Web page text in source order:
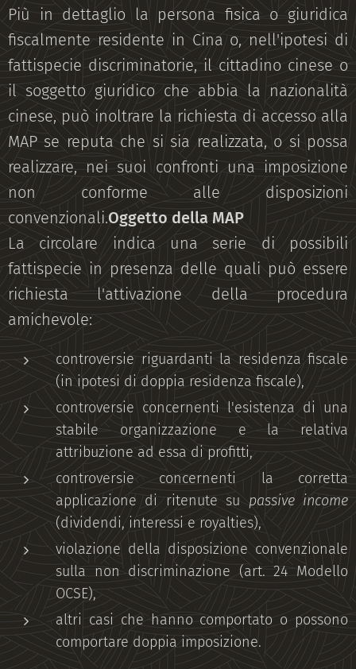
Più in dettaglio la persona fisica o giuridica
fiscalmente residente in Cina o, nell'ipotesi di
fattispecie discriminatorie, il cittadino cinese o
il soggetto giuridico che abbia la nazionalità
cinese, può inoltrare la richiesta di accesso alla
MAP se reputa che si sia realizzata, o si possa
realizzare, nei suoi confronti una imposizione
non conforme alle disposizioni
convenzionali.Oggetto della MAP
La circolare indica una serie di possibili
fattispecie in presenza delle quali può essere
richiesta l'attivazione della procedura
amichevole:
controversie riguardanti la residenza fiscale
(in ipotesi di doppia residenza fiscale),
controversie concernenti l'esistenza di una
stabile organizzazione e la relativa
attribuzione ad essa di profitti,
controversie concernenti la corretta
applicazione di ritenute su passive income
(dividendi, interessi e royalties),
violazione della disposizione convenzionale
sulla non discriminazione (art. 24 Modello
OCSE),
altri casi che hanno comportato o possono
comportare doppia imposizione.